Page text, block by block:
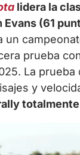
lidera la
(61
un
prueba
La prueba
y